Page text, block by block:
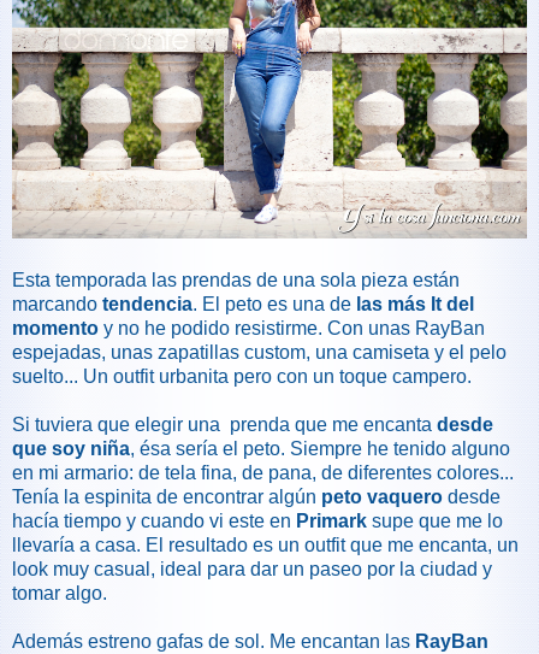
Esta temporada las prendas de una sola pieza están
marcando tendencia. El peto es una de las más It del
momento y no he podido resistirme. Con unas RayBan
espejadas, unas zapatillas custom, una camiseta y el pelo
suelto... Un outfit urbanita pero con un toque campero.
Si tuviera que elegir una prenda que me encanta desde
que soy niña, ésa sería el peto. Siempre he tenido alguno
en mi armario: de tela fina, de pana, de diferentes colores...
Tenía la espinita de encontrar algún peto vaquero desde
hacía tiempo y cuando vi este en Primark supe que me lo
llevaría a casa. El resultado es un outfit que me encanta, un
look muy casual, ideal para dar un paseo por la ciudad y
tomar algo.
Además estreno gafas de sol. Me encantan las RayBan